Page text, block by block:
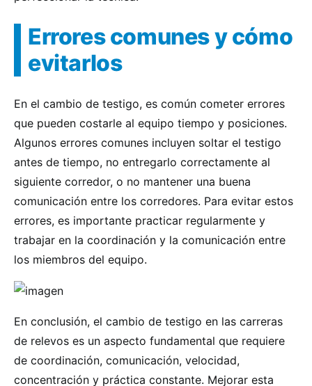
Errores comunes y cómo
evitarlos
En el cambio de testigo, es común cometer errores
que pueden costarle al equipo tiempo y posiciones.
Algunos errores comunes incluyen soltar el testigo
antes de tiempo, no entregarlo correctamente al
siguiente corredor, o no mantener una buena
comunicación entre los corredores. Para evitar estos
errores, es importante practicar regularmente y
trabajar en la coordinación y la comunicación entre
los miembros del equipo.
En conclusión, el cambio de testigo en las carreras
de relevos es un aspecto fundamental que requiere
de coordinación, comunicación, velocidad,
concentración y práctica constante. Mejorar esta